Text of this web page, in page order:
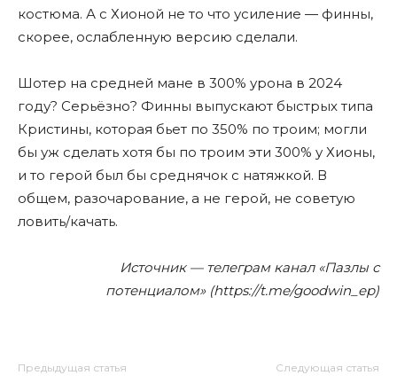
костюма. А с Хионой не то что усиление — финны,
скорее, ослабленную версию сделали.
Шотер на средней мане в 300% урона в 2024
году? Серьёзно? Финны выпускают быстрых типа
Кристины, которая бьет по 350% по троим; могли
бы уж сделать хотя бы по троим эти 300% у Хионы,
и то герой был бы среднячок с натяжкой. В
общем, разочарование, а не герой, не советую
ловить/качать.
Источник — телеграм канал «Пазлы с
потенциалом» (https://t.me/goodwin_ep)
Предыдущая статья Следующая статья